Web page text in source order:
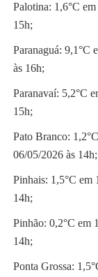
Palotina: 1,6°C
15h;
Paranaguá: 9,1°C
às 16h;
Paranavaí: 5,2°C
15h;
Pato Branco:
06/05/2026 às 14h;
Pinhais: 1,5°C em
14h;
Pinhão: 0,2°C em
14h;
Ponta Grossa: